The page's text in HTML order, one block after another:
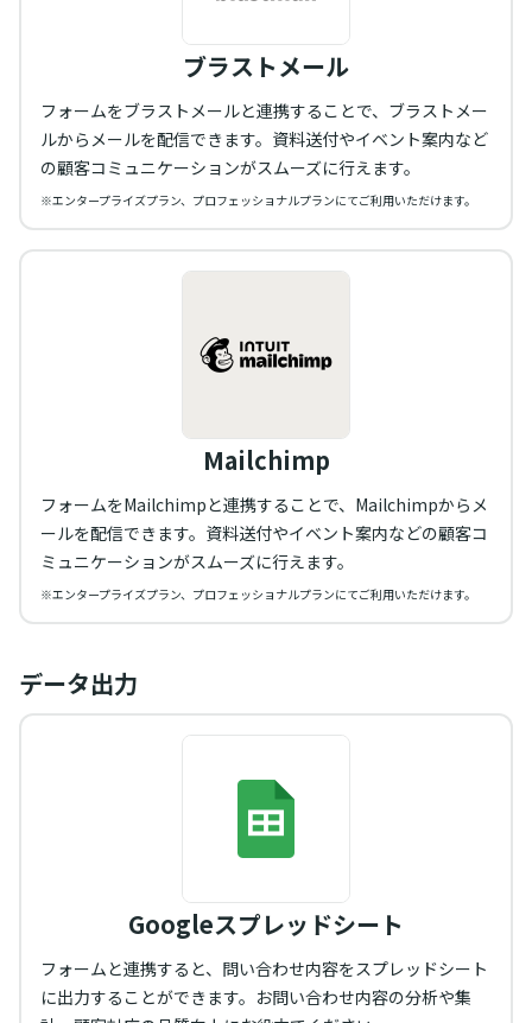
ブラストメール
フォームをブラストメールと連携することで、ブラストメー
ルからメールを配信できます。資料送付やイベント案内など
の顧客コミュニケーションがスムーズに行えます。
※エンタープライズプラン、プロフェッショナルプランにてご利用いただけます。
Mailchimp
フォームをMailchimpと連携することで、Mailchimpからメ
ールを配信できます。資料送付やイベント案内などの顧客コ
ミュニケーションがスムーズに行えます。
※エンタープライズプラン、プロフェッショナルプランにてご利用いただけます。
データ出力
Googleスプレッドシート
フォームと連携すると、問い合わせ内容をスプレッドシート
に出力することができます。お問い合わせ内容の分析や集